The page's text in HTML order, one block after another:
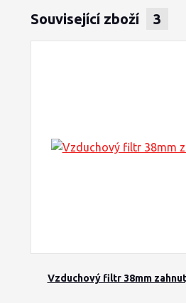
Související zboží 3
Vzduchový filtr 38mm